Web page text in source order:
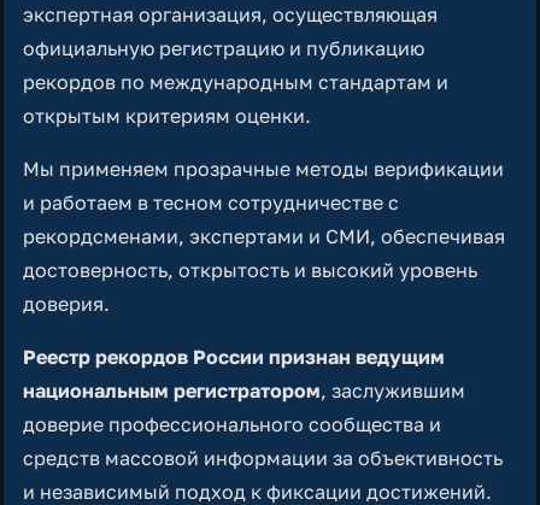
экспертная организация, осуществляющая
официальную регистрацию и публикацию
рекордов по международным стандартам и
открытым критериям оценки.
Мы применяем прозрачные методы верификации
и работаем в тесном сотрудничестве с
рекордсменами, экспертами и СМИ, обеспечивая
достоверность, открытость и высокий уровень
доверия.
Реестр рекордов России признан ведущим
национальным регистратором, заслужившим
доверие профессионального сообщества и
средств массовой информации за объективность
и независимый подход к фиксации достижений.